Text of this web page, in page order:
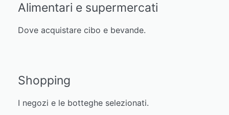
Alimentari e supermercati
Dove acquistare cibo e bevande.
Shopping
I negozi e le botteghe selezionati.